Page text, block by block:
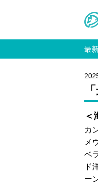
最
＜
カ
メ
ベ
ド
ー